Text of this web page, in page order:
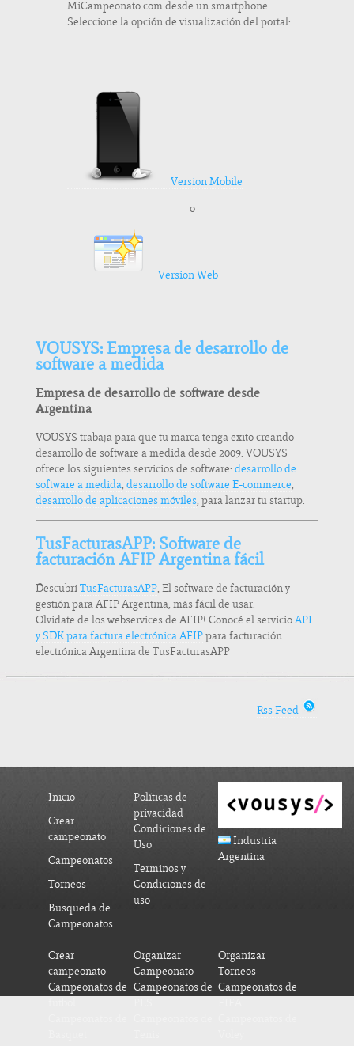
MiCampeonato.com desde un smartphone.
Seleccione la opción de visualización del portal:
Version Mobile
o
Version Web
VOUSYS: Empresa de desarrollo de
software a medida
Empresa de desarrollo de software desde
Argentina
VOUSYS trabaja para que tu marca tenga exito creando
desarrollo de software a medida desde 2009. VOUSYS
ofrece los siguientes servicios de software: desarrollo de
software a medida, desarrollo de software E-commerce,
desarrollo de aplicaciones móviles, para lanzar tu startup.
TusFacturasAPP: Software de
facturación AFIP Argentina fácil
DescubríTusFacturasAPP, El software de facturación y
gestión para AFIP Argentina, más fácil de usar.
Olvidate de los webservices de AFIP! Conocé el servicioAPI
y SDK para factura electrónica AFIPpara facturación
electrónica Argentina de TusFacturasAPP
Rss Feed
Inicio
Crear
campeonato
Campeonatos
Torneos
Busqueda de
Campeonatos
Políticas de
privacidad
Condiciones de
Uso
Terminos y
Condiciones de
uso
Industria
Argentina
Crear
campeonato
Organizar
Campeonato
Organizar
Torneos
Campeonatos de Campeonatos de Campeonatos de